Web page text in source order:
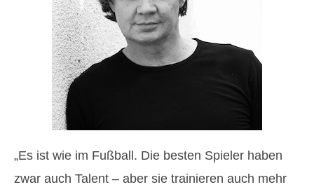
„Es ist wie im Fußball. Die besten Spieler haben
zwar auch Talent – aber sie trainieren auch mehr